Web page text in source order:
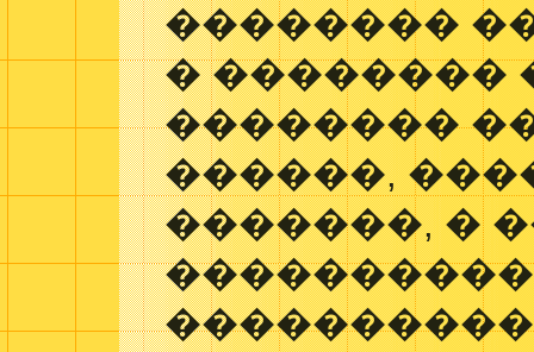
��������
� ��������
��������
������,
�������, �